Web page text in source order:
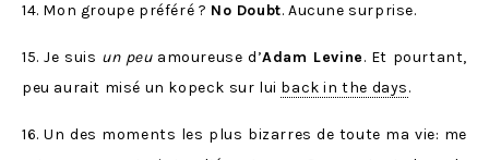
14. Mon groupe préféré ? No Doubt. Aucune surprise.
15. Je suis un peuamoureuse d’Adam Levine. Et pourtant,
peu aurait misé un kopeck sur lui back in the days.
16. Un des moments les plus bizarres de toute ma vie: me